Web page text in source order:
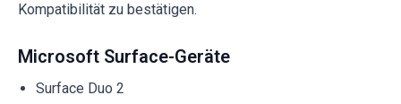
Kompatibilität zu bestätigen.
Microsoft Surface-Geräte
Surface Duo 2